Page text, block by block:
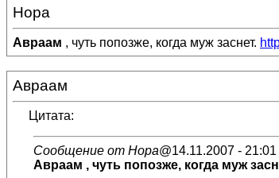
Нора
Авраам , чуть попозже, когда муж заснет.
Авраам
Цитата:
Сообщение от Нора@14.11.2007 - 21:01
Авраам , чуть попозже, когда муж